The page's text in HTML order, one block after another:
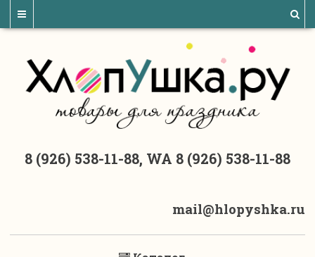
8 (926) 538-11-88, WA 8 (926) 538-11-88
mail@hlopyshka.ru